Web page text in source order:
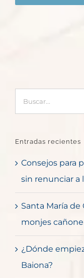
Entradas recientes
Consejos para
sin renunciar a
Santa María
monjes
¿Dónde
Baiona?